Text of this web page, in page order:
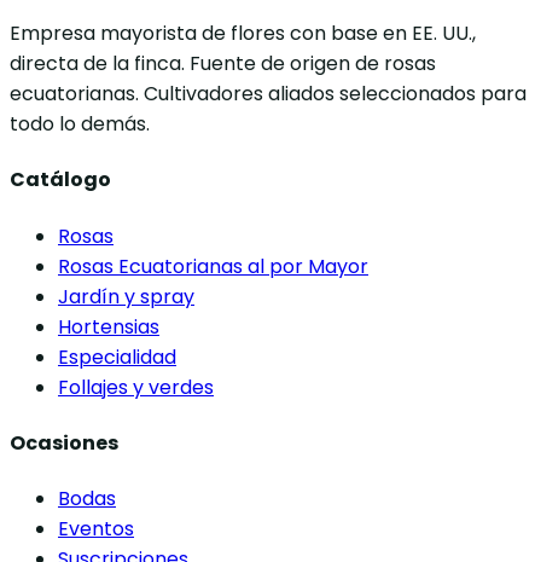
Empresa mayorista de flores con base en EE. UU.,
directa de la finca. Fuente de origen de rosas
ecuatorianas. Cultivadores aliados seleccionados para
todo lo demás.
Catálogo
Rosas
Rosas Ecuatorianas al por Mayor
Jardín y spray
Hortensias
Especialidad
Follajes y verdes
Ocasiones
Bodas
Eventos